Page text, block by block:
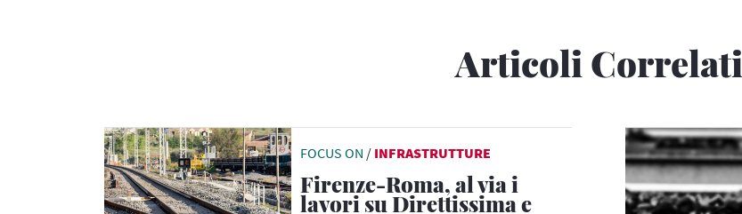
Articoli Correlati
FOCUS ON / INFRASTRUTTURE
Firenze-Roma, al via i
lavori su Direttissima e